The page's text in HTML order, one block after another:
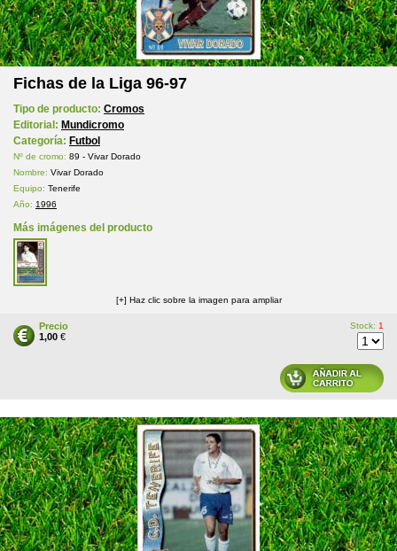
Fichas de la Liga 96-97
Tipo de producto: Cromos
Editorial: Mundicromo
Categoría: Futbol
Nº de cromo: 89 - Vivar Dorado
Nombre: Vivar Dorado
Equipo: Tenerife
Año: 1996
Más imágenes del producto
[+] Haz clic sobre la imagen para ampliar
Precio
1,00 €
Stock: 1